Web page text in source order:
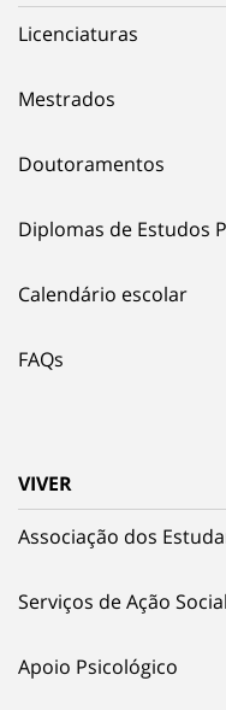
Licenciaturas
Mestrados
Doutoramentos
Diplomas de Estudos
Calendário escolar
FAQs
VIVER
Associação dos
Serviços de Ação Social
Apoio Psicológico